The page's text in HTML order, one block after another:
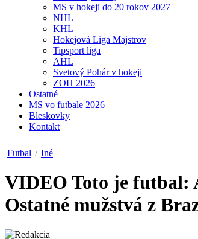
MS v hokeji do 20 rokov 2027
NHL
KHL
Hokejová Liga Majstrov
Tipsport liga
AHL
Svetový Pohár v hokeji
ZOH 2026
Ostatné
MS vo futbale 2026
Bleskovky
Kontakt
Futbal / Iné
VIDEO Toto je futbal:
Ostatné mužstvá z